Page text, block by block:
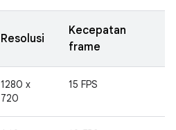
Resolusi
Kecepatan
frame
1280 x
720
15 FPS